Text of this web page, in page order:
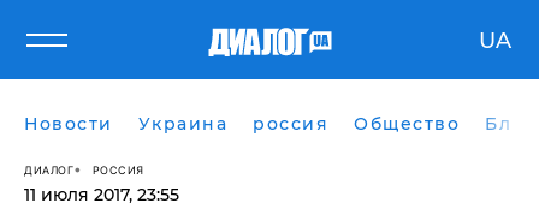
UA
Новости Украина россия Общество
ДИАЛОГ РОССИЯ
11 июля 2017, 23:55